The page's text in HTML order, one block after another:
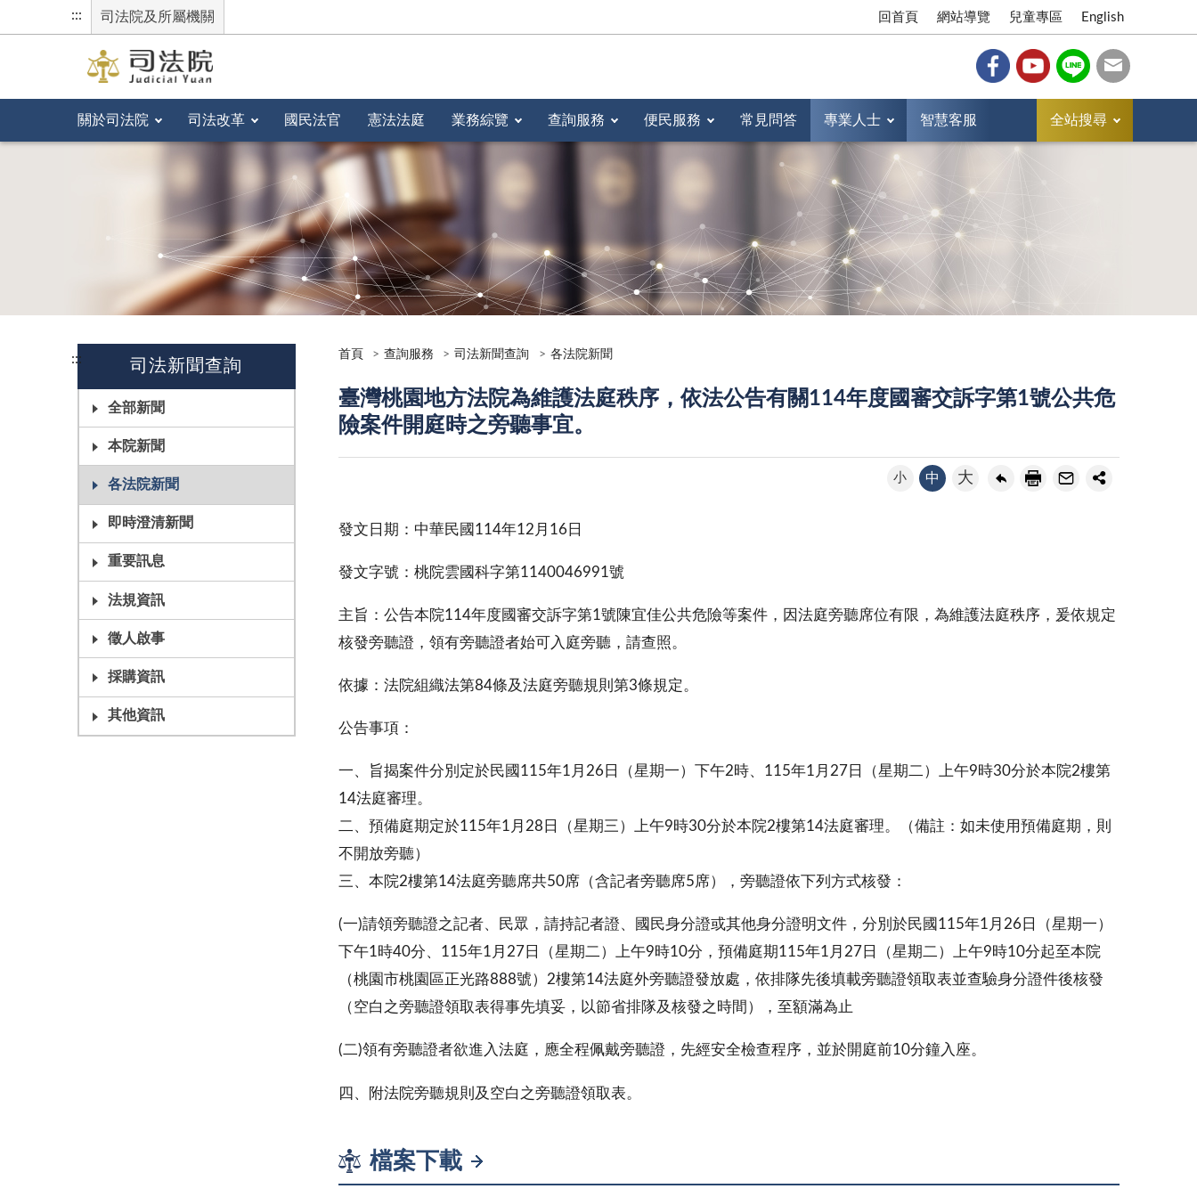
::: 司法院及所屬機關 回首頁 網站導覽 兒童專區 English
關於司法院 司法改革 國民法官 憲法法庭 業務綜覽 查詢服務 便民服務 常見問答 專業人士 智慧客服 全站搜尋
::: 司法新聞查詢
全部新聞
本院新聞
各法院新聞
即時澄清新聞
重要訊息
法規資訊
徵人啟事
採購資訊
其他資訊
首頁 查詢服務 司法新聞查詢 各法院新聞
臺灣桃園地方法院為維護法庭秩序，依法公告有關114年度國審交訴字第1號公共危
險案件開庭時之旁聽事宜。
小 中 大
發文日期：中華民國114年12月16日
發文字號：桃院雲國科字第1140046991號
主旨：公告本院114年度國審交訴字第1號陳宜佳公共危險等案件，因法庭旁聽席位有限，為維護法庭秩序，爰依規定
核發旁聽證，領有旁聽證者始可入庭旁聽，請查照。
依據：法院組織法第84條及法庭旁聽規則第3條規定。
公告事項：
一、旨揭案件分別定於民國115年1月26日（星期一）下午2時、115年1月27日（星期二）上午9時30分於本院2樓第
14法庭審理。
二、預備庭期定於115年1月28日（星期三）上午9時30分於本院2樓第14法庭審理。（備註：如未使用預備庭期，則
不開放旁聽）
三、本院2樓第14法庭旁聽席共50席（含記者旁聽席5席），旁聽證依下列方式核發：
(一)請領旁聽證之記者、民眾，請持記者證、國民身分證或其他身分證明文件，分別於民國115年1月26日（星期一）
下午1時40分、115年1月27日（星期二）上午9時10分，預備庭期115年1月27日（星期二）上午9時10分起至本院
（桃園市桃園區正光路888號）2樓第14法庭外旁聽證發放處，依排隊先後填載旁聽證領取表並查驗身分證件後核發
（空白之旁聽證領取表得事先填妥，以節省排隊及核發之時間），至額滿為止
(二)領有旁聽證者欲進入法庭，應全程佩戴旁聽證，先經安全檢查程序，並於開庭前10分鐘入座。
四、附法院旁聽規則及空白之旁聽證領取表。
檔案下載